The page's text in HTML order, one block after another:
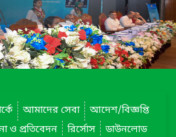
আমাদের সেবা
আদেশ/বিজ্ঞপ্তি
ও প্রতিবেদন রির্সোস
ডাউনলোড